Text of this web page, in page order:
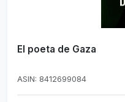
El poeta de Gaza
ASIN: 8412699084